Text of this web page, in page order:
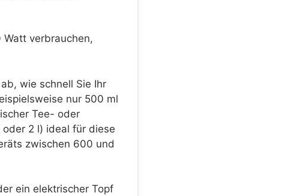
Watt verbrauchen,
wie schnell Sie Ihr
nur 500 ml
Tee- oder
oder 2 l) ideal für diese
zwischen 600 und
ein elektrischer Topf